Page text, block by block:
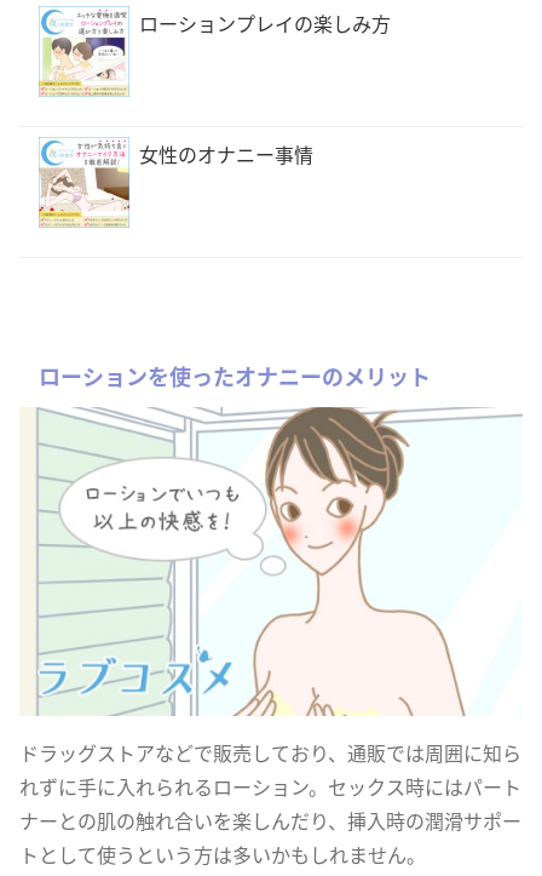
ローションプレイの楽しみ方
女性のオナニー事情
ローションを使ったオナニーのメリット
ドラッグストアなどで販売しており、通販では周囲に知ら
れずに手に入れられるローション。セックス時にはパート
ナーとの肌の触れ合いを楽しんだり、挿入時の潤滑サポー
トとして使うという方は多いかもしれません。